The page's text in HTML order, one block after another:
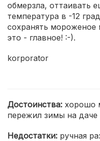
обмерзла, оттаивать
температура в -12
сохранять мороженое
это - главное! :-).
korporator
Достоинства: хорошо
пережил зимы на даче
Недостатки: ручная